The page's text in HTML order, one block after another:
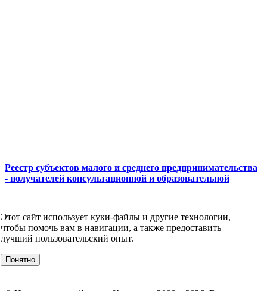
Реестр субъектов малого и среднего предпринимательства
- получателей консультационной и образовательной
О компании
УСЛУГИ
События
Клиенты
МЕРОПРИЯТИЯ
Этот сайт использует куки-файлы и другие технологии,
чтобы помочь вам в навигации, а также предоставить
лучший пользовательский опыт.
Понятно